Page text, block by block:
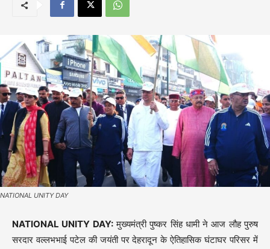
NATIONAL UNITY DAY
NATIONAL UNITY DAY:मुख्यमंत्री पुष्कर सिंह धामी ने आज लौह पुरुष
सरदार वल्लभभाई पटेल की जयंती पर देहरादून के ऐतिहासिक घंटाघर परिसर में